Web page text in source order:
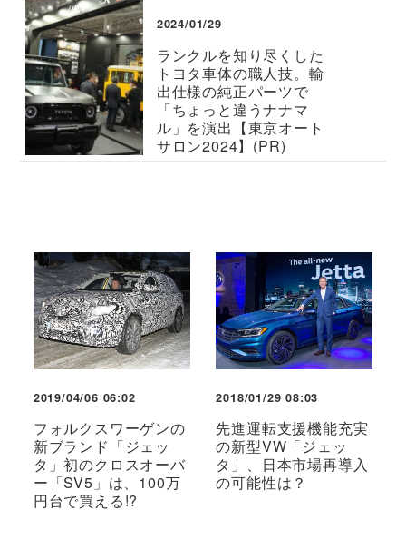
2024/01/29
ランクルを知り尽くした
トヨタ車体の職人技。輸
出仕様の純正パーツで
「ちょっと違うナナマ
ル」を演出【東京オート
サロン2024】(PR)
2019/04/06 06:02
フォルクスワーゲンの
新ブランド「ジェッ
タ」初のクロスオーバ
ー「SV5」は、100万
円台で買える!?
2018/01/29 08:03
先進運転支援機能充実
の新型VW「ジェッ
タ」、日本市場再導入
の可能性は？